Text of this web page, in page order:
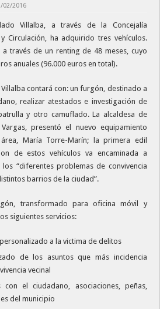
02/2016
Villalba, a través de la Concejalía
Circulación, ha adquirido tres vehículos.
a través de un renting de 48 meses, cuyo
anuales (96.000 euros en total).
contará con: un furgón, destinado a
realizar atestados e investigación de
y otro camuflado. La alcaldesa de
presentó el nuevo equipamiento
María Torre-Marín; la primera edil
de estos vehículos va encaminada a
“diferentes problemas de convivencia
barrios de la ciudad”.
transformado para oficina móvil y
siguientes servicios:
a la victima de delitos
de los asuntos que más incidencia
vecinal
el ciudadano, asociaciones, peñas,
del municipio